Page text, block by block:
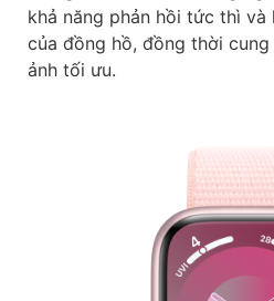
khả năng phản hồi tức thì
của đồng hồ, đồng thời
ảnh tối ưu.